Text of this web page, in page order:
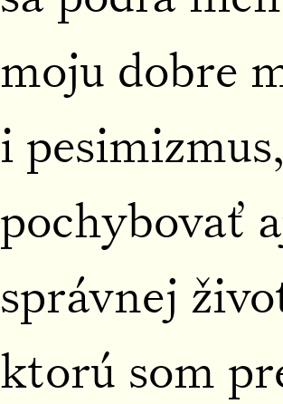
moju dobre
i
pochybovať
správnej
ktorú som